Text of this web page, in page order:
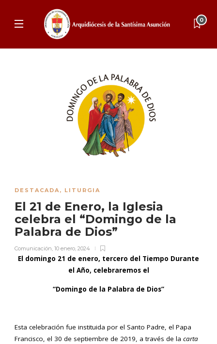
0
DESTACADA, LITURGIA
El 21 de Enero, la Iglesia
celebra el “Domingo de la
Palabra de Dios”
Comunicación, 10 enero, 2024
El domingo 21 de enero, tercero del Tiempo Durante
el Año, celebraremos el
“Domingo de la Palabra de Dios”
Esta celebración fue instituida por el Santo Padre, el Papa
Francisco, el 30 de septiembre de 2019, a través de la carta